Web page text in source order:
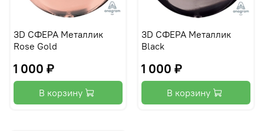
3D СФЕРА Металлик
Rose Gold
1 000 ₽
В корзину
3D СФЕРА Металлик
Black
1 000 ₽
В корзину